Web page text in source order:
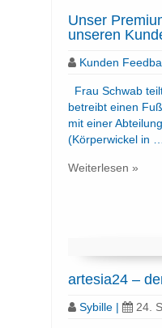
Unser
unseren
Kunden
Frau Schwab
betreibt einen
mit einer
(Körperwickel in …
Weiterlesen »
artesia24 –
Sybille | 24.